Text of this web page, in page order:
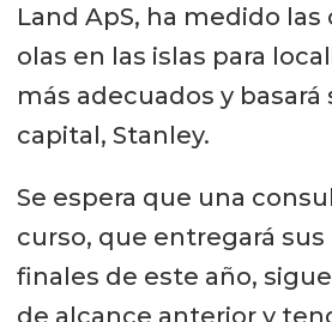
Land ApS, ha medido
olas en las islas para
más adecuados y basará
capital, Stanley.
Se espera que una
curso, que entregará
finales de este año,